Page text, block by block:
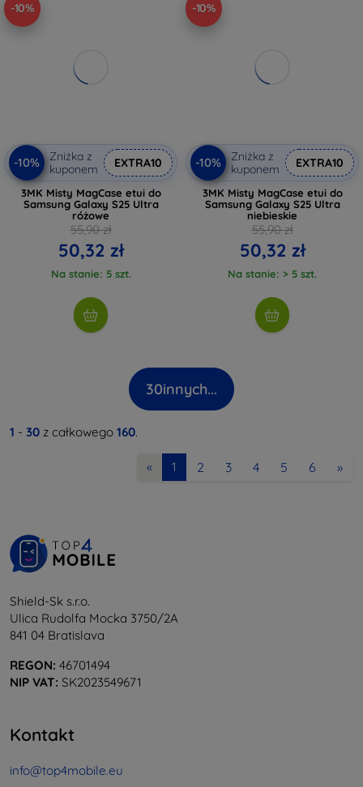
-10%
-10%
Zniżka z
kuponem
EXTRA10
3MK Misty MagCase etui do
Samsung Galaxy S25 Ultra
różowe
55,90 zł
50,32 zł
Na stanie: 5 szt.
-10%
-10%
Zniżka z
kuponem
EXTRA10
3MK Misty MagCase etui do
Samsung Galaxy S25 Ultra
niebieskie
55,90 zł
50,32 zł
Na stanie: > 5 szt.
30innych...
1 - 30 z całkowego 160.
« 1 2 3 4 5 6 »
Shield-Sk s.r.o.
Ulica Rudolfa Mocka 3750/2A
841 04 Bratislava
REGON: 46701494
NIP VAT: SK2023549671
Kontakt
info@top4mobile.eu